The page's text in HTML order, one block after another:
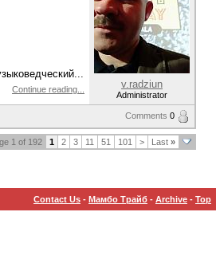
Continue reading... v.radziun
Administrator
Comments 0
1 of 192 1 2 3 11 51 101 > Last »
Contact Us - Мамбо Трайб - Archive - Top